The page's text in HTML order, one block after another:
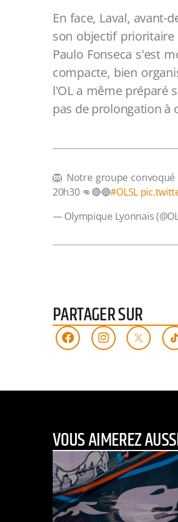
En face, Laval, avant-
son objectif prioritaire
Paulo Fonseca s'est
compacte, bien
l'OL a même préparé
pas de prolongation à
🦁 Notre groupe convoqué
20h30 👊🔴🔵#OLSL
— Olympique Lyonnais
PARTAGER SUR
VOUS AIMEREZ